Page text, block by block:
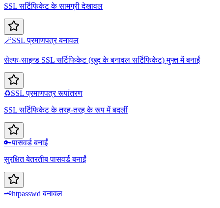
SSL सर्टिफिकेट के सामग्री देखावल
🪄SSL प्रमाणपत्र बनावल
सेल्फ-साइन्ड SSL सर्टिफिकेट (खुद के बनावल सर्टिफिकेट) मुफ्त में बनाईं
♻️SSL प्रमाणपत्र रूपांतरण
SSL सर्टिफिकेट के तरह-तरह के रूप में बदलीं
🔑पासवर्ड बनाईं
सुरक्षित बेतरतीब पासवर्ड बनाईं
🗝️htpasswd बनावल